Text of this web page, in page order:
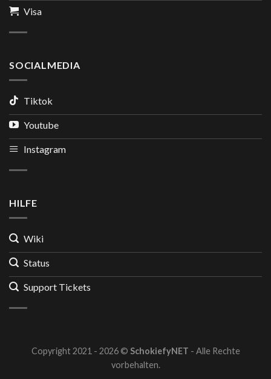
Visa
SOCIALMEDIA
Tiktok
Youtube
Instagram
HILFE
Wiki
Status
Support Tickets
Copyright 2021 - 2026 © SchokiefyNET - Alle Rechte
vorbehalten.